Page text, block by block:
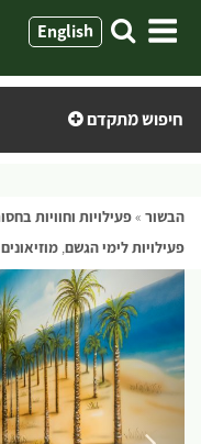
לתוכן
English
חיפוש מתקדם
הבשור »פעילויות וחוויות
פעילויות לימי הגשם,